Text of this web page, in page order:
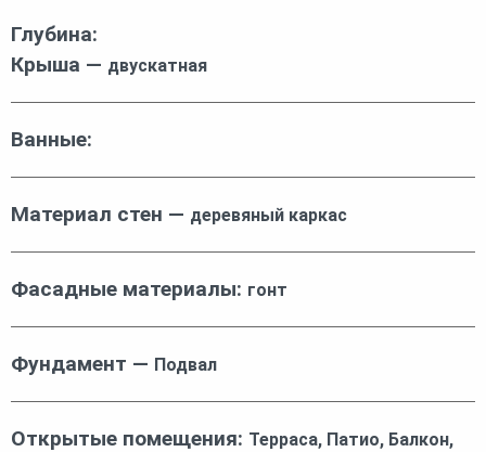
Глубина:
Крыша — двускатная
Ванные:
Материал стен — деревяный каркас
Фасадные материалы: гонт
Фундамент — Подвал
Открытые помещения: Терраса, Патио, Балкон,